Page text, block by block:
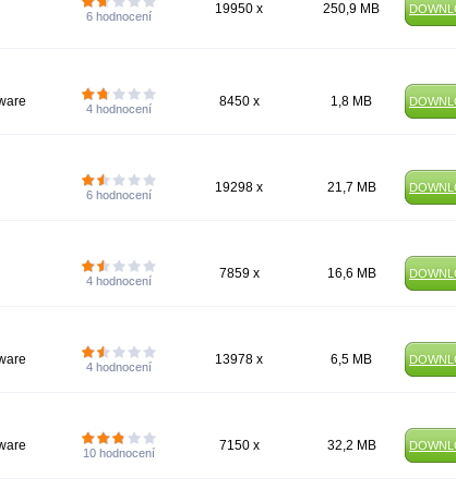
6hodnocení 19950 x 250,9 MB
4hodnocení 8450 x 1,8 MB
6hodnocení 19298 x 21,7 MB
4hodnocení 7859 x 16,6 MB
4hodnocení 13978 x 6,5 MB
10hodnocení 7150 x 32,2 MB